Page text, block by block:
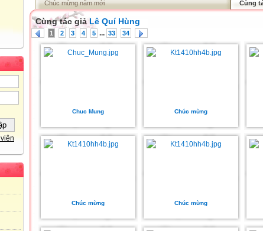
Chúc mừng năm mới Cùng
Cùng tác giảLê Quí Hùng
1 2 3 4 5 ... 33 34
Chuc Mung Chúc mừng
Chúc mừng Chúc mừng